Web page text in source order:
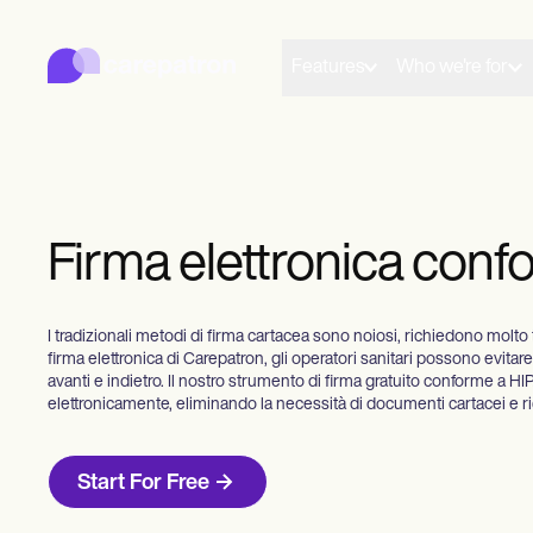
Pianificazione
Documentazione
Pagamenti
Telemedicina
Gestione delle pratiche
Community
Professionisti solisti
Nuovi praticanti
Allenatori
Logopedisti
Firma elettronica
I tradizionali metodi di firma cartacea sono noiosi, richiedono
firma elettronica di Carepatron, gli operatori sanitari possono
avanti e indietro. Il nostro strumento di firma gratuito conforme a
elettronicamente, eliminando la necessità di documenti cartacei e
Start For Free